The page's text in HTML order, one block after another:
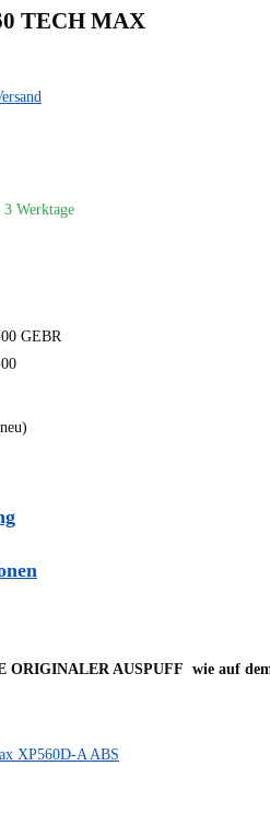
TECH MAX
Werktage
GEBR
ORIGINALER AUSPUFF wie auf
XP560D-A ABS